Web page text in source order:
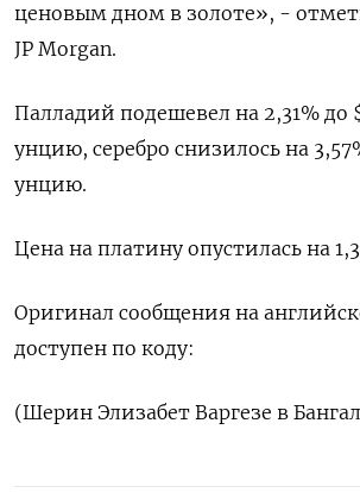
ценовым дном в золоте», -
JP Morgan.
Палладий подешевел на 2,31% до
унцию, серебро снизилось на
унцию.
Цена на платину опустилась на
Оригинал сообщения на
доступен по коду:
(Шерин Элизабет Варгезе в